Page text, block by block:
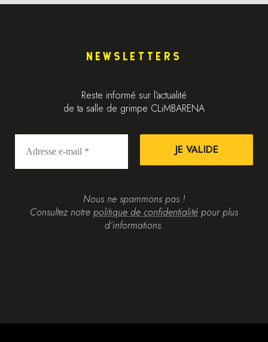
NEWSLETTERS
Reste informé sur l’actualité
de ta salle de grimpe CLiMBARENA
Nous ne spammons pas !
Consultez notre politique de confidentialité pour plus
d’informations.